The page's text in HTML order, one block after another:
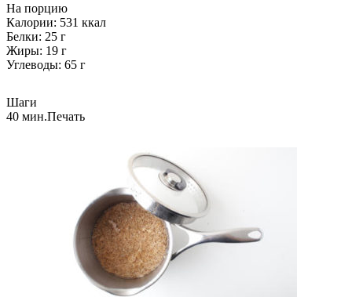
На порцию
Калории: 531 ккал
Белки: 25 г
Жиры: 19 г
Углеводы: 65 г
Шаги
40 мин.Печать